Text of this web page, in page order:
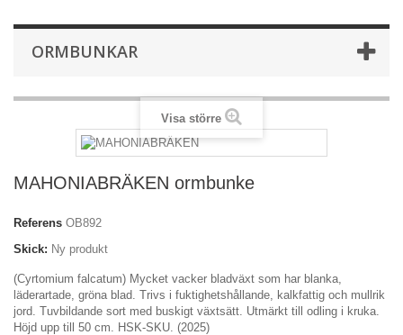
ORMBUNKAR
Visa större
MAHONIABRÄKEN ormbunke
Referens OB892
Skick: Ny produkt
(Cyrtomium falcatum) Mycket vacker bladväxt som har blanka,
läderartade, gröna blad. Trivs i fuktighetshållande, kalkfattig och mullrik
jord. Tuvbildande sort med buskigt växtsätt. Utmärkt till odling i kruka.
Höjd upp till 50 cm. HSK-SKU. (2025)